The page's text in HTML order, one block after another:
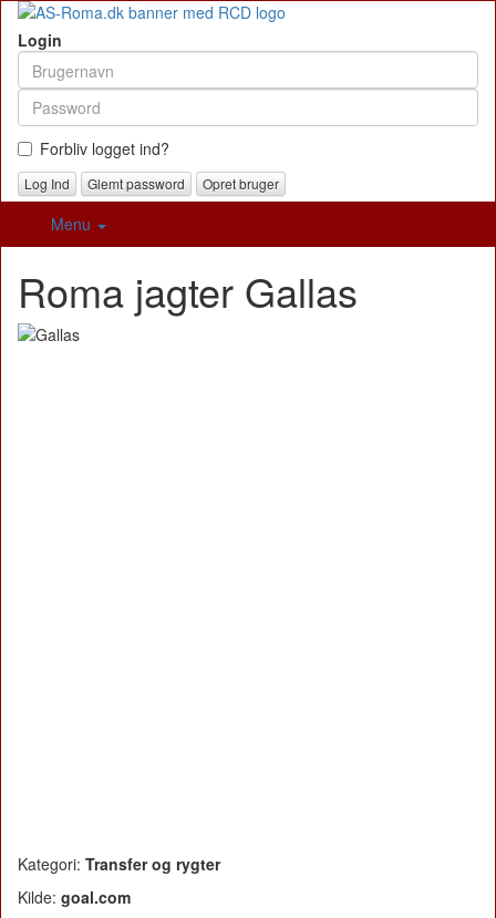
Login
Forbliv logget ind?
Glemt password Opret bruger
Menu
Roma jagter Gallas
Kategori: Transfer og rygter
Kilde: goal.com